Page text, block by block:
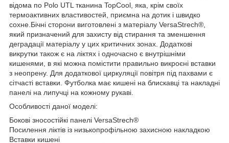
відома по Polo UTL тканина TopCool, яка, крім своїх
термоактивних властивостей, приємна на дотик і швидко
сохне.Бічні сторони виготовлені з матеріалу VersaStrech®,
який призначений для захисту від стирання та зменшення
деградації матеріалу у цих критичних зонах. Додаткові
викрутки також є на ліктях і одночасно є внутрішніми
кишенями, в які можна помістити правильно викроєні вставки
з неопрену. Для додаткової циркуляції повітря під пахвами є
сітчасті вставки. Футболка має кишені на блискавці та накладні
панелі на липучці на кожному рукаві.
Особливості даної моделі:
Бокові зносостійкі панелі VersaStrech®
Посилення ліктів із низькопрофільною захисною накладкою
Вставки кишені